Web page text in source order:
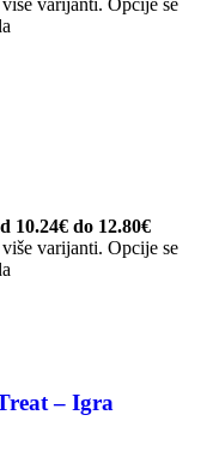
10.24€ do 12.80€
varijanti. Opcije se
– Igra